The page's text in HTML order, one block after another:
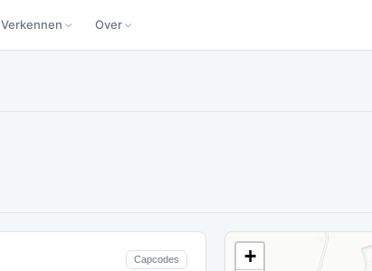
Verkennen Over
Capcodes
+